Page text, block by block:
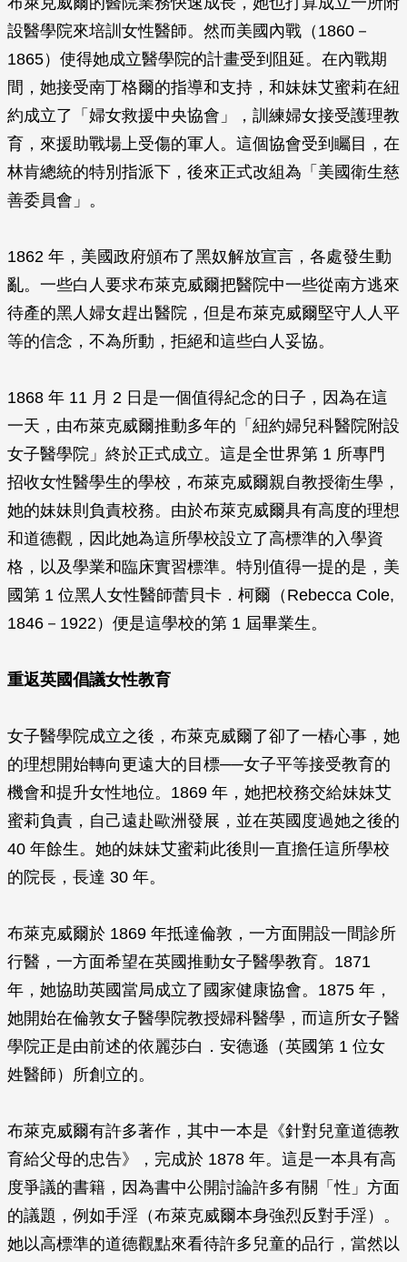
設醫學院來培訓女性醫師。然而美國內戰（1860－
1865）使得她成立醫學院的計畫受到阻延。在內戰期
間，她接受南丁格爾的指導和支持，和妹妹艾蜜莉在紐
約成立了「婦女救援中央協會」，訓練婦女接受護理教
育，來援助戰場上受傷的軍人。這個協會受到矚目，在
林肯總統的特別指派下，後來正式改組為「美國衛生慈
善委員會」。
1862 年，美國政府頒布了黑奴解放宣言，各處發生動
亂。一些白人要求布萊克威爾把醫院中一些從南方逃來
待產的黑人婦女趕出醫院，但是布萊克威爾堅守人人平
等的信念，不為所動，拒絕和這些白人妥協。
1868 年 11 月 2 日是一個值得紀念的日子，因為在這
一天，由布萊克威爾推動多年的「紐約婦兒科醫院附設
女子醫學院」終於正式成立。這是全世界第 1 所專門
招收女性醫學生的學校，布萊克威爾親自教授衛生學，
她的妹妹則負責校務。由於布萊克威爾具有高度的理想
和道德觀，因此她為這所學校設立了高標準的入學資
格，以及學業和臨床實習標準。特別值得一提的是，美
國第 1 位黑人女性醫師蕾貝卡．柯爾（Rebecca Cole,
1846－1922）便是這學校的第 1 屆畢業生。
重返英國倡議女性教育
女子醫學院成立之後，布萊克威爾了卻了一樁心事，她
的理想開始轉向更遠大的目標──女子平等接受教育的
機會和提升女性地位。1869 年，她把校務交給妹妹艾
蜜莉負責，自己遠赴歐洲發展，並在英國度過她之後的
40 年餘生。她的妹妹艾蜜莉此後則一直擔任這所學校
的院長，長達 30 年。
布萊克威爾於 1869 年抵達倫敦，一方面開設一間診所
行醫，一方面希望在英國推動女子醫學教育。1871
年，她協助英國當局成立了國家健康協會。1875 年，
她開始在倫敦女子醫學院教授婦科醫學，而這所女子醫
學院正是由前述的依麗莎白．安德遜（英國第 1 位女
姓醫師）所創立的。
布萊克威爾有許多著作，其中一本是《針對兒童道德教
育給父母的忠告》，完成於 1878 年。這是一本具有高
度爭議的書籍，因為書中公開討論許多有關「性」方面
的議題，例如手淫（布萊克威爾本身強烈反對手淫）。
她以高標準的道德觀點來看待許多兒童的品行，當然以